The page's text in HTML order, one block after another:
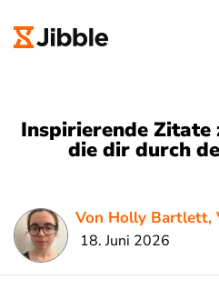
Inspirierende
die dir durch
Von Holly Bartlett,
18. Juni 2026